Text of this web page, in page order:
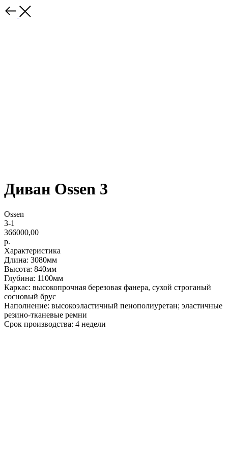
Диван Ossen 3
Ossen
3-1
366000,00
р.
Характеристика
Длина: 3080мм
Высота: 840мм
Глубина: 1100мм
Каркас: высокопрочная березовая фанера, сухой строганый
сосновый брус
Наполнение: высокоэластичный пенополиуретан; эластичные
резино-тканевые ремни
Срок производства: 4 недели